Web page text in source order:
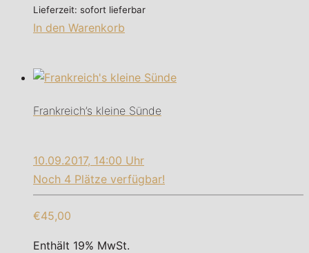
Lieferzeit: sofort lieferbar
In den Warenkorb
Frankreich’s kleine Sünde
10.09.2017, 14:00 Uhr
Noch 4 Plätze verfügbar!
€45,00
Enthält 19% MwSt.